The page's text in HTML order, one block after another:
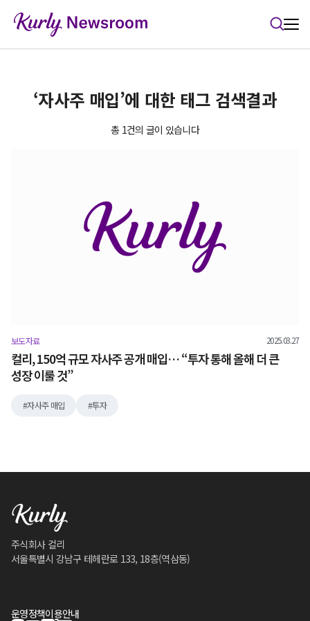
‘자사주 매입’에 대한 태그 검색결과
총 1건의 글이 있습니다
보도자료 2025.03.27
컬리, 150억 규모 자사주 공개 매입… “투자 통해 올해 더 큰
성장 이룰 것”
자사주 매입 투자
주식회사 컬리
서울특별시 강남구 테헤란로 133, 18층(역삼동)
운영정책이용안내